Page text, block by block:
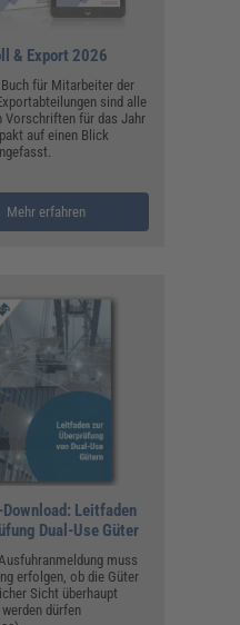
& Export 2026
für Mitarbeiter der
sind alle
Vorschriften für das Jahr
auf einen Blick
Mehr erfahren
Leitfaden
Dual-Use Güter
muss
erfolgen, ob die Güter
Sicht überhaupt
dürfen